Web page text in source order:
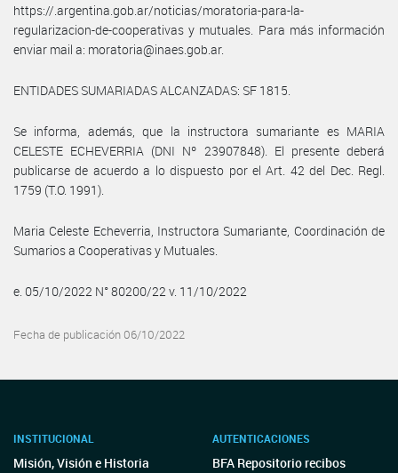
https://.argentina.gob.ar/noticias/moratoria-para-la-
regularizacion-de-cooperativas y mutuales. Para más información
enviar mail a: moratoria@inaes.gob.ar.
ENTIDADES SUMARIADAS ALCANZADAS: SF 1815.
Se informa, además, que la instructora sumariante es MARIA
CELESTE ECHEVERRIA (DNI Nº 23907848). El presente deberá
publicarse de acuerdo a lo dispuesto por el Art. 42 del Dec. Regl.
1759 (T.O. 1991).
Maria Celeste Echeverria, Instructora Sumariante, Coordinación de
Sumarios a Cooperativas y Mutuales.
e. 05/10/2022 N° 80200/22 v. 11/10/2022
Fecha de publicación 06/10/2022
INSTITUCIONAL
Misión, Visión e Historia
AUTENTICACIONES
BFA Repositorio recibos